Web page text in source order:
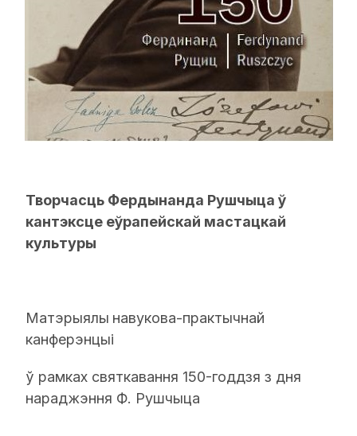
Творчасць Фердынанда Рушчыца ў
кантэксце еўрапейскай мастацкай
культуры
Матэрыялы навукова-практычнай
канферэнцыі
ў рамках святкавання 150-годдзя з дня
нараджэння Ф. Рушчыца